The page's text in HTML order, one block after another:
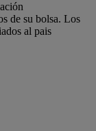
de su bolsa. Los
al pais